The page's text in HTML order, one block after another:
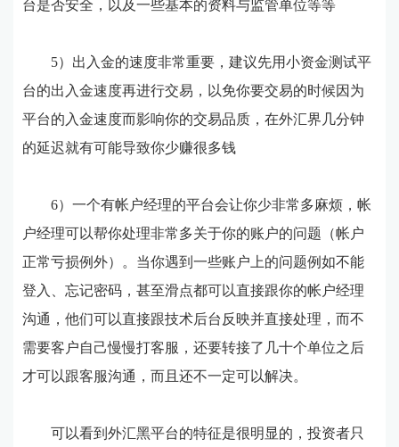
台是否安全，以及一些基本的资料与监管单位等等
5）出入金的速度非常重要，建议先用小资金测试平
台的出入金速度再进行交易，以免你要交易的时候因为
平台的入金速度而影响你的交易品质，在外汇界几分钟
的延迟就有可能导致你少赚很多钱
6）一个有帐户经理的平台会让你少非常多麻烦，帐
户经理可以帮你处理非常多关于你的账户的问题（帐户
正常亏损例外）。当你遇到一些账户上的问题例如不能
登入、忘记密码，甚至滑点都可以直接跟你的帐户经理
沟通，他们可以直接跟技术后台反映并直接处理，而不
需要客户自己慢慢打客服，还要转接了几十个单位之后
才可以跟客服沟通，而且还不一定可以解决。
可以看到外汇黑平台的特征是很明显的，投资者只